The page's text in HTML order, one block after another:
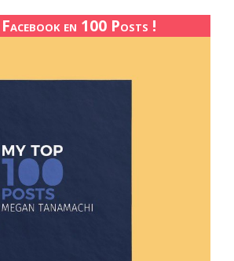
en 100 Posts !